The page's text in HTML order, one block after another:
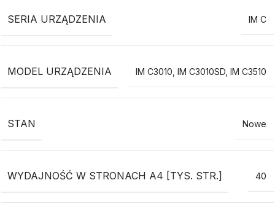
SERIA URZĄDZENIA IM C
MODEL URZĄDZENIA IM C3010 IM C3010SD IM C3510
STAN Nowe
WYDAJNOŚĆ W STRONACH A4 [TYS. STR.] 40